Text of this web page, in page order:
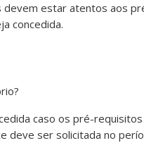
devem estar atentos aos
concedida.
caso os pré-
deve ser solicitada no